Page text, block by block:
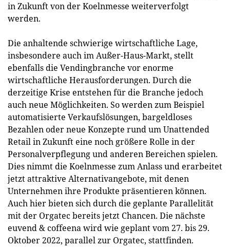
in Zukunft von der Koelnmesse weiterverfolgt
werden.
Die anhaltende schwierige wirtschaftliche Lage,
insbesondere auch im Außer-Haus-Markt, stellt
ebenfalls die Vendingbranche vor enorme
wirtschaftliche Herausforderungen. Durch die
derzeitige Krise entstehen für die Branche jedoch
auch neue Möglichkeiten. So werden zum Beispiel
automatisierte Verkaufslösungen, bargeldloses
Bezahlen oder neue Konzepte rund um Unattended
Retail in Zukunft eine noch größere Rolle in der
Personalverpflegung und anderen Bereichen spielen.
Dies nimmt die Koelnmesse zum Anlass und erarbeitet
jetzt attraktive Alternativangebote, mit denen
Unternehmen ihre Produkte präsentieren können.
Auch hier bieten sich durch die geplante Parallelität
mit der Orgatec bereits jetzt Chancen. Die nächste
euvend & coffeena wird wie geplant vom 27. bis 29.
Oktober 2022, parallel zur Orgatec, stattfinden.